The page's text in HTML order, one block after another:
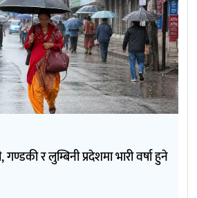
र लुम्बिनी प्रदेशमा भारी वर्षा हुने